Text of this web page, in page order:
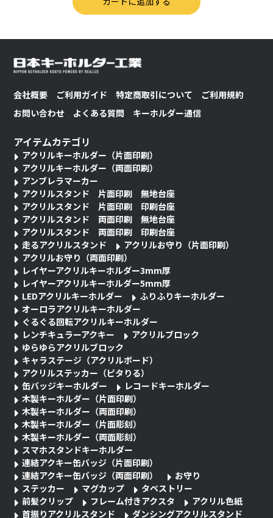
会社概要 ご利用ガイド 特定商取引について
ご利用規約
お問い合わせ
よくある質問 キーホルダー通信
アイテムカテゴリ
アクリルキーホルダー（片面印刷）
アクリルキーホルダー（両面印刷）
アンブレラマーカー
アクリルスタンド 片面印刷 無地台座
アクリルスタンド 片面印刷 印刷台座
アクリルスタンド 両面印刷 無地台座
アクリルスタンド 両面印刷 印刷台座
走るアクリルスタンド
アクリルお守り（片面印刷）
アクリルお守り（両面印刷）
レイヤーアクリルキーホルダー3mm厚
レイヤーアクリルキーホルダー5mm厚
LEDアクリルキーホルダー
ふりふりキーホルダー
オーロラアクリルキーホルダー
ぐるぐる回転アクリルキーホルダー
レンチキュラーアクキー
アクリルブロック
ゆらゆらアクリルブロック
キャラステージ（アクリルボード）
アクリルステッカー（ピタりる）
缶バッジキーホルダー
レコードキーホルダー
木製キーホルダー（片面印刷）
木製キーホルダー（両面印刷）
木製キーホルダー（片面彫刻）
木製キーホルダー（両面彫刻）
スマホスタンドキーホルダー
連結アクキー缶バッジ（片面印刷）
連結アクキー缶バッジ（両面印刷）
お守り
ステッカー
マグカップ
タペストリー
前髪クリップ
フレーム付きアクスタ
アクリル色紙
首振りアクリルスタンド
ダンシングアクリルスタンド